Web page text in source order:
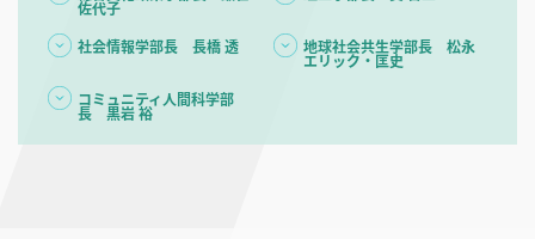
佐代子
社会情報学部長 長橋 透 地球社会共生学部長 松永
エリック・匡史
コミュニティ人間科学部
長 黒岩 裕